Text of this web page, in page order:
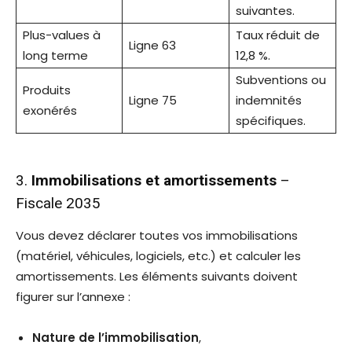
suivantes.
Plus-values à
long terme
Ligne 63
Taux réduit de
12,8 %.
Produits
exonérés
Ligne 75
Subventions ou
indemnités
spécifiques.
3. Immobilisations et amortissements –
Fiscale 2035
Vous devez déclarer toutes vos immobilisations
(matériel, véhicules, logiciels, etc.) et calculer les
amortissements. Les éléments suivants doivent
figurer sur l’annexe :
Nature de l’immobilisation,